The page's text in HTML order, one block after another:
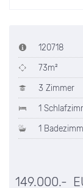
120718
73m²
3 Zimmer
1
1
149.000.-